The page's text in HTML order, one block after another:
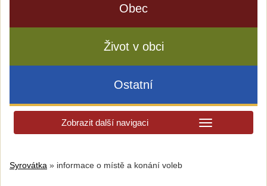
Obec
Život v obci
Ostatní
Zobrazit další navigaci
Syrovátka » informace o místě a konání voleb